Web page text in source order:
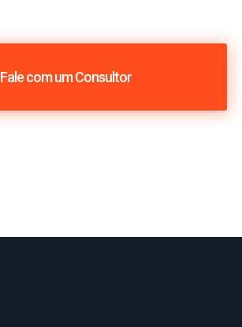
Fale com um Consultor